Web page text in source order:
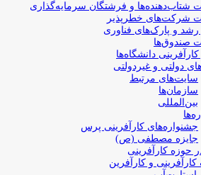
شتاب‌دهنده‌ها‌ و فرشتگان‌ سرمایه‌گذاری
شرکت‌های خطرپذیر
رشد و پارک‌های فناوری
صندوق‌ها
دانشگاه‌ها
دولتی و غیردولتی
سایت‌های مرتبط
سازمان‌ها
بین‌المللی
جشنواره‌های کارآفرینی‌ پرس
جایزه مصطفی (ص)
حوزه کارآفرینی
و کارآفرین